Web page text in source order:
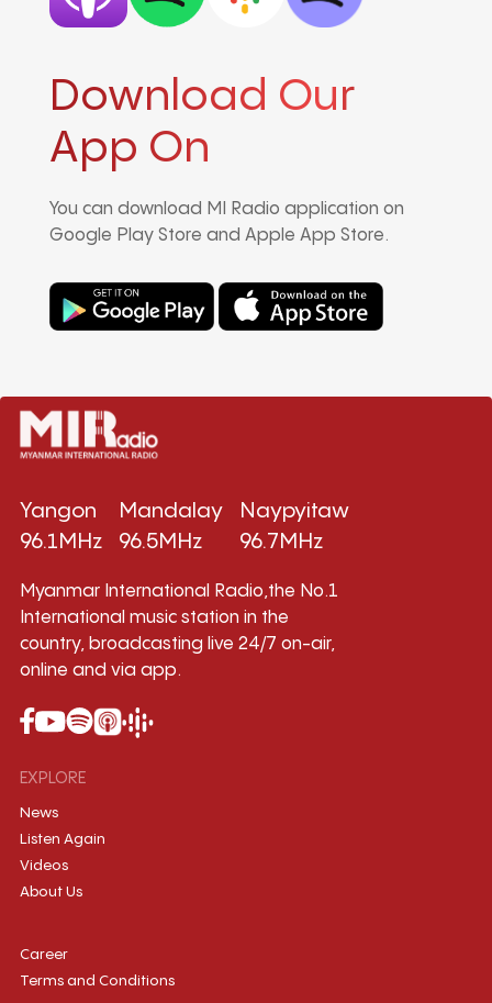
Download Our
App On
You can download MI Radio application on
Google Play Store and Apple App Store.
Yangon
96.1MHz
Mandalay
96.5MHz
Naypyitaw
96.7MHz
Myanmar International Radio,the No.1
International music station in the
country, broadcasting live 24/7 on-air,
online and via app.
EXPLORE
News
Listen Again
Videos
About Us
Career
Terms and Conditions